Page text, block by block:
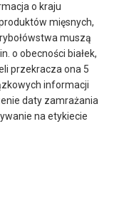
o kraju
mięsnych,
muszą
o obecności białek,
przekracza ona 5
informacji
daty zamrażania
na etykiecie